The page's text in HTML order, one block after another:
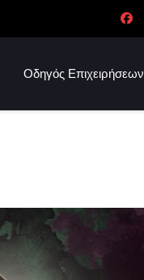
Οδηγός Επιχειρήσεων